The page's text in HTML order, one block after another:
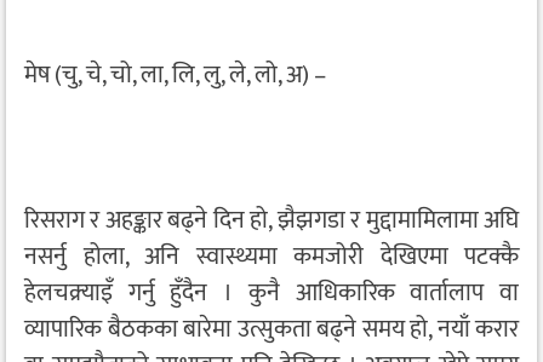
मेष (चु, चे, चो, ला, लि, लु, ले, लो, अ) –
रिसराग र अहङ्कार बढ्ने दिन हो, झैझगडा र मुद्दामामिलामा अघि
नसर्नु होला, अनि स्वास्थ्यमा कमजोरी देखिएमा पटक्कै
हेलचक्र्याइँ गर्नु हुँदैन । कुनै आधिकारिक वार्तालाप वा
व्यापारिक बैठकका बारेमा उत्सुकता बढ्ने समय हो, नयाँ करार